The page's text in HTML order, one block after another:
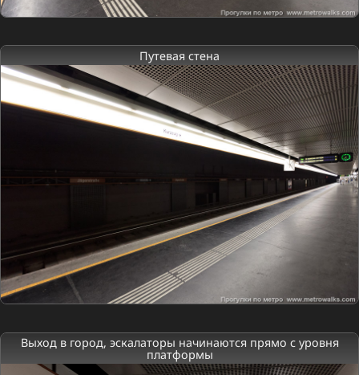
Путевая стена
Выход в город, эскалаторы начинаются прямо с уровня
платформы